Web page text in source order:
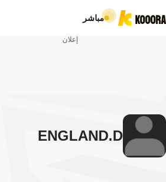
مباشر
إعلان
D.
ENGLAND